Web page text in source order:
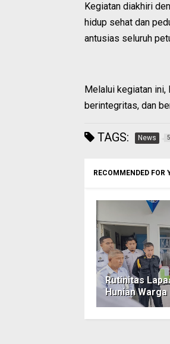
Kegiatan diakhiri
hidup sehat dan
antusias seluruh
Melalui kegiatan
berintegritas, dan
TAGS: News
RECOMMENDED FOR
Rutinitas
Hunian Warga